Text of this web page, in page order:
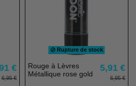
€
6,95 €
Rupture de stock
Rouge à Lèvres
Métallique rose gold
5,91 €
6,95 €